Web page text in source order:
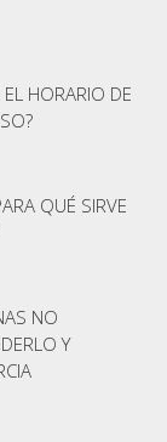
HORARIO DE
QUÉ SIRVE
NO
Y